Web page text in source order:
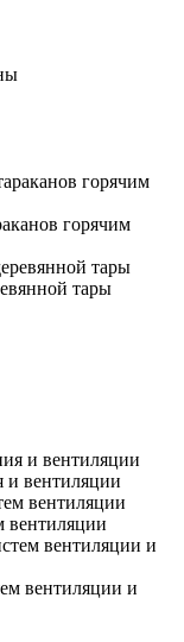
горячим
тары
и вентиляции
вентиляции
вентиляции и